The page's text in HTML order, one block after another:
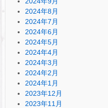
2024年8月
2024年7月
2024年6月
2024年5月
2024年4月
2024年3月
2024年2月
2024年1月
2023年12月
2023年11月